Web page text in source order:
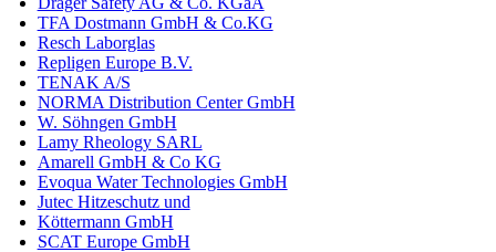
TFA Dostmann GmbH & Co.KG
Resch Laborglas
Repligen Europe B.V.
TENAK A/S
NORMA Distribution Center GmbH
W. Söhngen GmbH
Lamy Rheology SARL
Amarell GmbH & Co KG
Evoqua Water Technologies GmbH
Jutec Hitzeschutz und
Köttermann GmbH
SCAT Europe GmbH